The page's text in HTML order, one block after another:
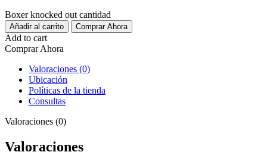
Boxer knocked out cantidad
Añadir al carrito Comprar Ahora
Add to cart
Comprar Ahora
Valoraciones (0)
Ubicación
Políticas de la tienda
Consultas
Valoraciones (0)
Valoraciones